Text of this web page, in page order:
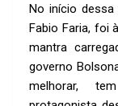
py
Li
n
k
ail
No início
Fabio Faria, foi
mantra
governo
melhorar,